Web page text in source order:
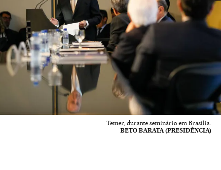
Temer, durante seminário em Brasília.
BETO BARATA (PRESIDÊNCIA)